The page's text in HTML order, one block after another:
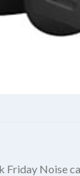
Friday Noise